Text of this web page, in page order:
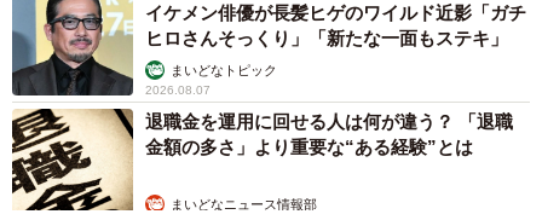
イケメン俳優が長髪ヒゲのワイルド近影「ガチ
ヒロさんそっくり」「新たな一面もステキ」
まいどなトピック
2026.08.07
退職金を運用に回せる人は何が違う？ 「退職
金額の多さ」より重要な“ある経験”とは
まいどなニュース情報部